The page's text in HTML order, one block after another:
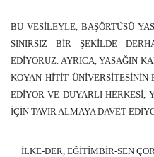
BU VESİLEYLE, BAŞÖRTÜSÜ
SINIRSIZ BİR ŞEKİLDE
EDİYORUZ. AYRICA, YASAĞIN
KOYAN HİTİT
EDİYOR VE DUYARLI HERKESİ,
İÇİN TAVIR ALMAYA DAVET
İLKE-DER, EĞİTİMBİR-SEN